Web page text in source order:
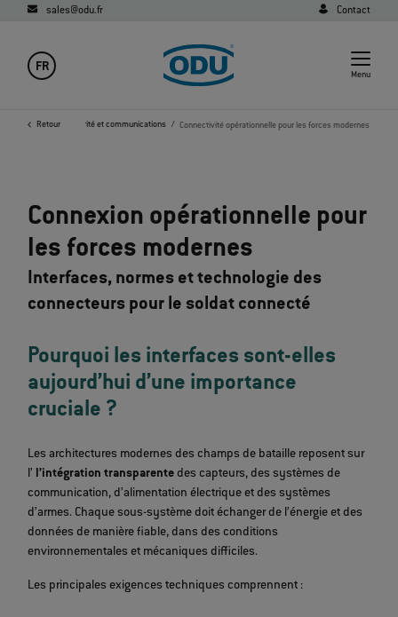
sales@odu.fr Contact
FR
Menu
Retour
Secteur militaire, sécurité et communications Connectivité opérationnelle pour les forces modernes
Connexion opérationnelle pour
les forces modernes
Interfaces, normes et technologie des
connecteurs pour le soldat connecté
Pourquoi les interfaces sont-elles
aujourd’hui d’une importance
cruciale ?
Les architectures modernes des champs de bataille reposent sur
l’ l’intégration transparente des capteurs, des systèmes de
communication, d’alimentation électrique et des systèmes
d’armes. Chaque sous-système doit échanger de l’énergie et des
données de manière fiable, dans des conditions
environnementales et mécaniques difficiles.
Les principales exigences techniques comprennent :